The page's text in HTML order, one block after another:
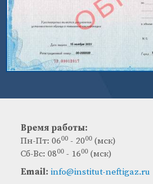
Время работы:
Пн-Пт: 0600 - 2000 (мск)
Сб-Вс: 0800 - 1600 (мск)
Email: info@institut-neftigaz.ru